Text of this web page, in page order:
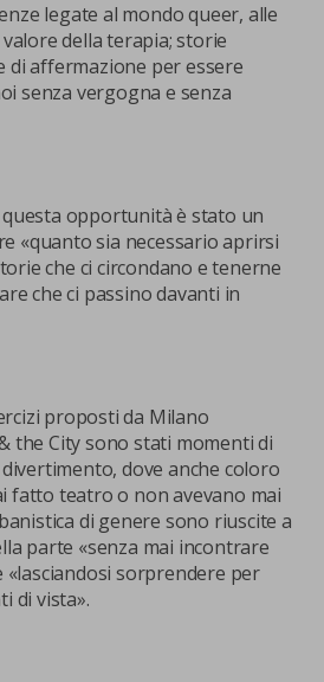
legate al mondo queer, alle
della terapia; storie
di affermazione per essere
senza vergogna e senza
opportunità è stato un
«quanto sia necessario aprirsi
che ci circondano e tenerne
che ci passino davanti in
proposti da Milano
the City sono stati momenti di
dove anche coloro
fatto teatro o non avevano mai
di genere sono riuscite a
parte «senza mai incontrare
«lasciandosi sorprendere per
di vista».